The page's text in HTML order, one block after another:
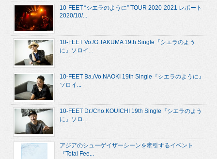
10-FEET “シエラのように” TOUR 2020-2021 レポート
2020/10/...
10-FEET Vo./G.TAKUMA 19th Single『シエラのよう
に』ソロイ...
10-FEET Ba./Vo.NAOKI 19th Single『シエラのように』
ソロイ...
10-FEET Dr./Cho.KOUICHI 19th Single『シエラのよう
に』ソロ...
アジアのシューゲイザーシーンを牽引するイベント
『Total Fee...